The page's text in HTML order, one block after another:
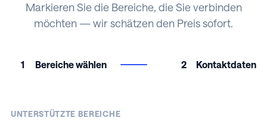
Markieren Sie die Bereiche, die Sie verbinden
möchten — wir schätzen den Preis sofort.
1 Bereiche wählen 2 Kontaktdaten
UNTERSTÜTZTE BEREICHE